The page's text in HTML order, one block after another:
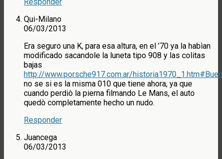
Qui-Milano
06/03/2013
Era seguro una K, para esa altura, en el ’70 ya la habìan
modificado sacandole la luneta tipo 908 y las colitas
bajas
http://www.porsche917.com.ar/
no se si es la misma 010 que tiene ahora, ya que
cuando perdiò la pierna filmando Le Mans, el auto
quedò completamente hecho un nudo.
Responder
Juancega
06/03/2013